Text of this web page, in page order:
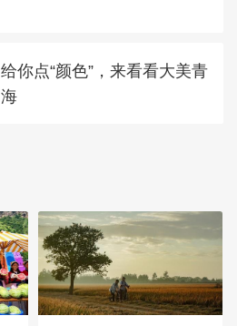
给你点“颜色”，来看看大美青
海